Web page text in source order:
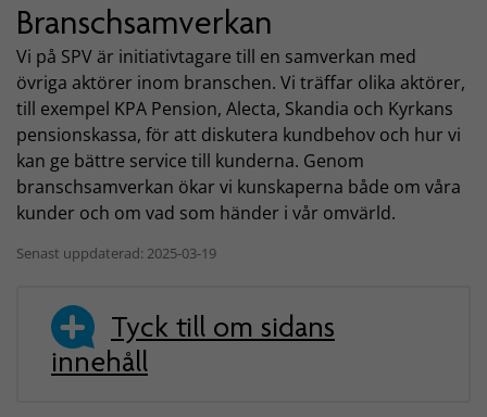
Branschsamverkan
Vi på SPV är initiativtagare till en samverkan med
övriga aktörer inom branschen. Vi träffar olika aktörer,
till exempel KPA Pension, Alecta, Skandia och Kyrkans
pensionskassa, för att diskutera kundbehov och hur vi
kan ge bättre service till kunderna. Genom
branschsamverkan ökar vi kunskaperna både om våra
kunder och om vad som händer i vår omvärld.
Senast uppdaterad: 2025-03-19
Tyck till om sidans
innehåll